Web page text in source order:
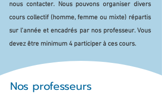
nous contacter. Nous pouvons organiser divers
cours collectif (homme, femme ou mixte) répartis
sur l'année et encadrés par nos professeur. Vous
devez être minimum 4 participer à ces cours.
Nos professeurs